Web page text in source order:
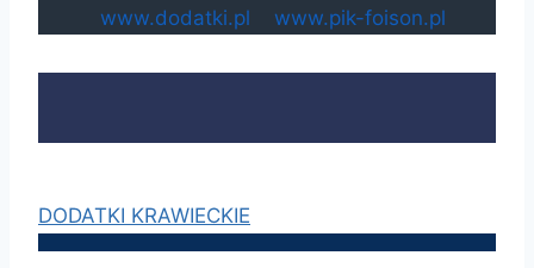
www.dodatki.pl www.pik-foison.pl
DODATKI KRAWIECKIE